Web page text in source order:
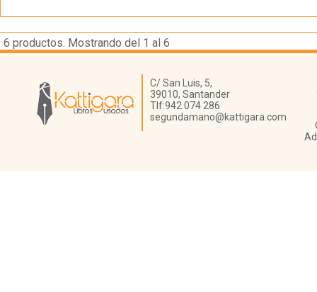
6 productos. Mostrando del 1 al 6
Librería Kattigara
C/ San Luis, 5,
39010, Santander
Tlf:942 074 286
segundamano@kattigara.com